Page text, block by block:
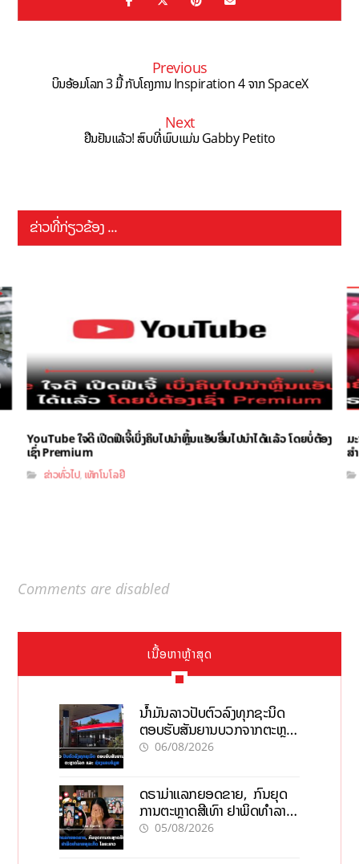
Previous
ບິນອ້ອມໂລກ 3 ມື້ ກັບໂຄງການ Inspiration 4 ຈາກ SpaceX
Next
ຢືນຢັນແລ້ວ! ສົບທີ່ພົບແມ່ນ Gabby Petito
ຂ່າວທີ່ກ່ຽວຂ້ອງ ...
YouTube ໃຈດີ ເປີດຟີເຈີ້ເບິ່ງຄິບໄປນຳຫຼິ້ນແອັບອື່ນໄປນຳໄດ້ແລ້ວ ໂດຍບໍ່ຕ້ອງ
ເຊົ່າ Premium
ຂ່າວທົ່ວໄປ ເທັກໂນໂລຢີ
ມ
ສ
Comments are disabled
ເນື້ອຫາຫຼ້າສຸດ
ນໍ້າມັນລາວປັບຕົວລົງທຸກຊະນິດ
ຕອບຮັບສັນຍານບວກຈາກຕະຫຼາດ
ໂລກ ແລະ ຊ່ອງແຄບຮໍມູສ
06/08/2026
ດຣາມ່າແລກຍອດຂາຍ, ກົນຍຸດ
ການຕະຫຼາດສີເທົາ ຢາພິດທຳລາຍ
ທຸລະກິດ ໄລຍະຍາວ
05/08/2026